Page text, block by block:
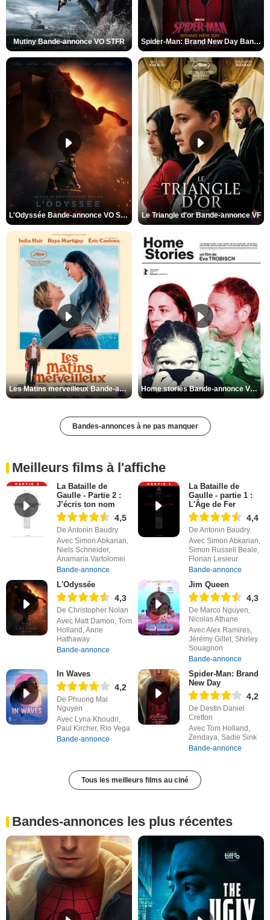
Mutiny Bande-annonce VO STFR Spider-Man: Brand New Day Bande-annonce VO STFR
L'Odyssée Bande-annonce VO STFR Le Triangle d'or Bande-annonce VF
Les Matins merveilleux Bande-annonce VF Home stories Bande-annonce VO STFR
Bandes-annonces à ne pas manquer
Meilleurs films à l'affiche
La Bataille de
Gaulle - Partie 2 :
J’écris ton nom
4,5
De Antonin Baudry
Avec Simon Abkarian,
Niels Schneider,
Anamaria Vartolomei
Bande-annonce
La Bataille de
Gaulle - partie 1 :
L'Âge de Fer
4,4
De Antonin Baudry
Avec Simon Abkarian,
Simon Russell Beale,
Florian Lesieur
Bande-annonce
L'Odyssée
4,3
De Christopher Nolan
Avec Matt Damon, Tom
Holland, Anne
Hathaway
Bande-annonce
Jim Queen
4,3
De Marco Nguyen,
Nicolas Athane
Avec Alex Ramires,
Jérémy Gillet, Shirley
Souagnon
Bande-annonce
In Waves
4,2
De Phuong Mai
Nguyen
Avec Lyna Khoudri,
Paul Kircher, Rio Vega
Bande-annonce
Spider-Man: Brand
New Day
4,2
De Destin Daniel
Cretton
Avec Tom Holland,
Zendaya, Sadie Sink
Bande-annonce
Tous les meilleurs films au ciné
Bandes-annonces les plus récentes